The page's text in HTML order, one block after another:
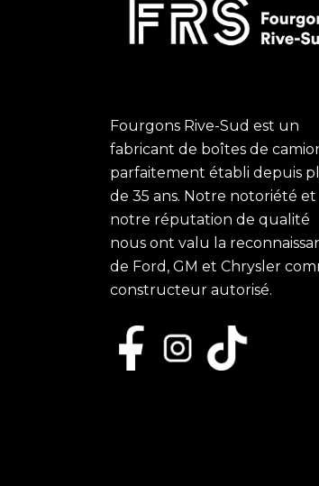
Fourgons Rive-Sud est un
fabricant de boîtes de
parfaitement établi depuis
de 35 ans. Notre notoriété et
notre réputation de qualité
nous ont valu la
de Ford, GM et Chrysler
constructeur autorisé.